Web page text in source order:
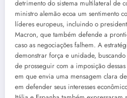
detrimento do sistema multilateral de
ministro alemão ecoa um sentimento
líderes europeus, incluindo o
Macron, que também defende a
caso as negociações falhem. A
demonstrar força e unidade,
de prosseguir com a imposição
em que envia uma mensagem clara
em defender seus interesses